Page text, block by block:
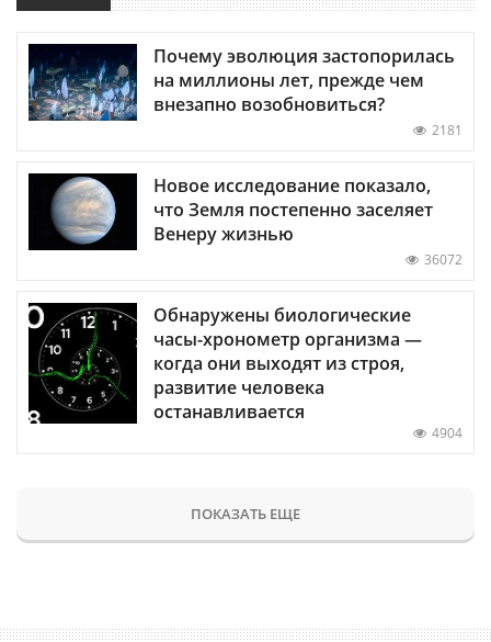
Почему эволюция застопорилась
на миллионы лет, прежде чем
внезапно возобновиться?
2181
Новое исследование показало,
что Земля постепенно заселяет
Венеру жизнью
36072
Обнаружены биологические
часы-хронометр организма —
когда они выходят из строя,
развитие человека
останавливается
4904
ПОКАЗАТЬ ЕЩЕ